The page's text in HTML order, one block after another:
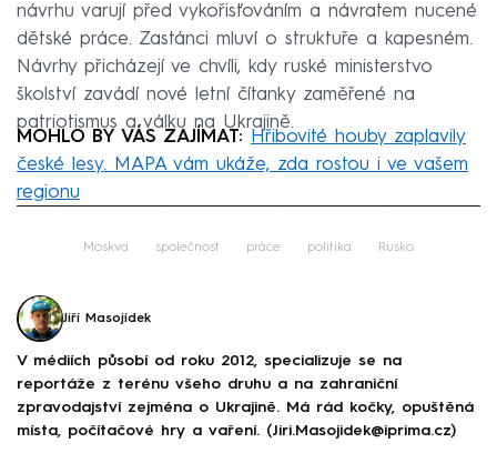
návrhu varují před vykořisťováním a návratem nucené
dětské práce. Zastánci mluví o struktuře a kapesném.
Návrhy přicházejí ve chvíli, kdy ruské ministerstvo
školství zavádí nové letní čítanky zaměřené na
patriotismus a válku na Ukrajině.
MOHLO BY VÁS ZAJÍMAT:
Hřibovité houby zaplavily
české lesy. MAPA vám ukáže, zda rostou i ve vašem
regionu
Moskva společnost práce politika Rusko
Jiří Masojídek
V médiích působí od roku 2012, specializuje se na
reportáže z terénu všeho druhu a na zahraniční
zpravodajství zejména o Ukrajině. Má rád kočky, opuštěná
místa, počítačové hry a vaření. (Jiri.Masojidek@iprima.cz)